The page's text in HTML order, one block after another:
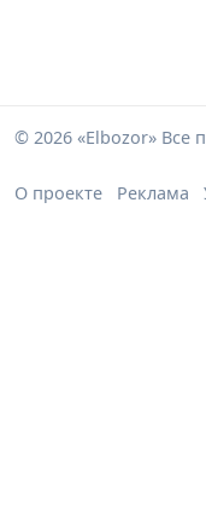
© 2026 «Elbozor» Все
О проекте Реклама